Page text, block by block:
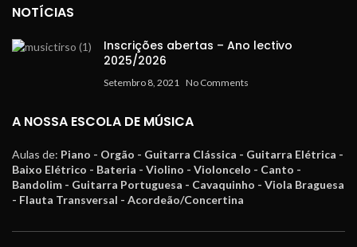
NOTÍCIAS
Inscrições abertas – Ano lectivo
2025/2026
Setembro 8, 2021 No Comments
A NOSSA ESCOLA DE MÚSICA
Aulas de: Piano - Orgão - Guitarra Clássica - Guitarra Elétrica -
Baixo Elétrico - Bateria - Violino - Violoncelo - Canto -
Bandolim - Guitarra Portuguesa - Cavaquinho - Viola Braguesa
- Flauta Transversal - Acordeão/Concertina